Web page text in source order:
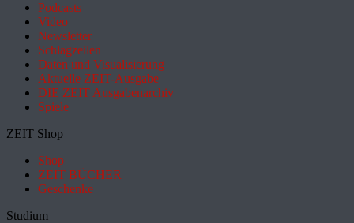
Podcasts
Video
Newsletter
Schlagzeilen
Daten und Visualisierung
Aktuelle ZEIT-Ausgabe
DIE ZEIT Ausgabenarchiv
Spiele
ZEIT Shop
Shop
ZEIT BÜCHER
Geschenke
Studium